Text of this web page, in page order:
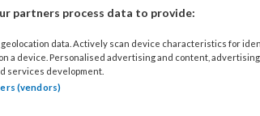
Buitenhek.
partners process data to provide:
data. Actively scan device characteristics for
a device. Personalised advertising and content,
services development.
(vendors)